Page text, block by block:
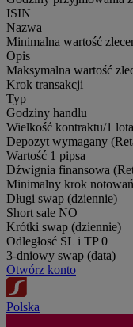
ISIN
Nazwa
Minimalna wartość
Opis
Maksymalna wartość
Krok transakcji
Typ
Godziny handlu
Wielkość kontraktu/1 lota
Depozyt wymagany
Wartość 1 pipsa
Dźwignia finansowa
Minimalny krok notowań
Długi swap (dziennie)
Short sale NO
Krótki swap (dziennie)
Odległosć SL i TP 0
3-dniowy swap (data)
Otwórz konto
Polska